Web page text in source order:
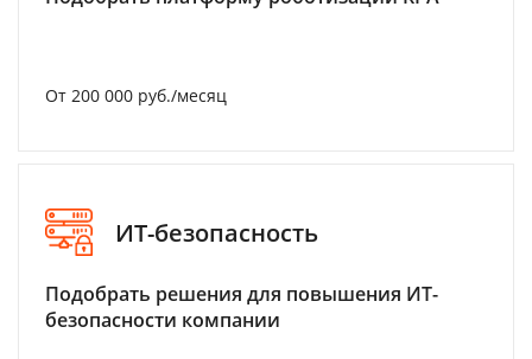
От 200 000 руб./месяц
ИТ-безопасность
Подобрать решения для повышения ИТ-
безопасности компании